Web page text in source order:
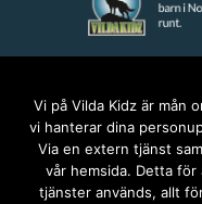
Vi på Vilda Kidz är mån
vi hanterar dina
Via en extern tjänst
vår hemsida. Detta
tjänster används, allt